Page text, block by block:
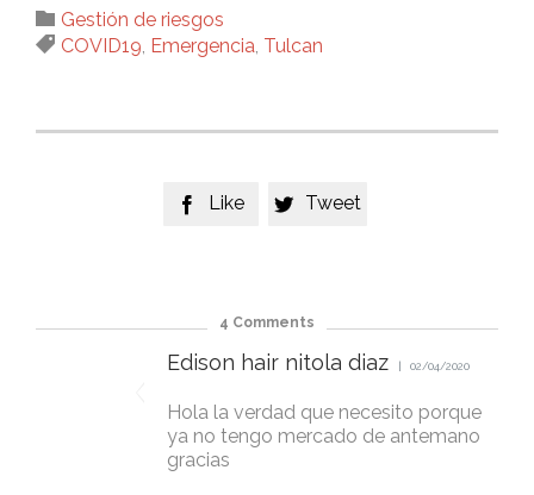
 Category
Gestión de riesgos
 Tags
COVID19, Emergencia, Tulcan
 Like  Tweet
4 Comments
Edison hair nitola diaz 02/04/2020
Hola la verdad que necesito porque
ya no tengo mercado de antemano
gracias